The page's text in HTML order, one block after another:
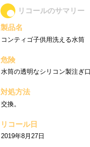
リコールのサマリー
製品名
コンティゴ子供用洗える水
危険
水筒の透明なシリコン製注ぎ
対処方法
交換。
リコール日
2019年8月27日